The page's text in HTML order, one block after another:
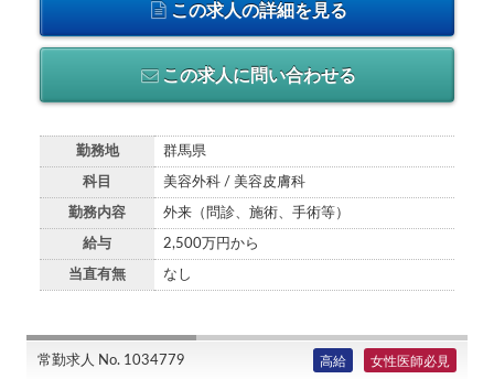
この求人の詳細を見る
この求人に問い合わせる
勤務地 群馬県
科目 美容外科 / 美容皮膚科
勤務内容 外来（問診、施術、手術等）
給与 2,500万円から
当直有無 なし
常勤求人 No. 1034779 高給 女性医師必見